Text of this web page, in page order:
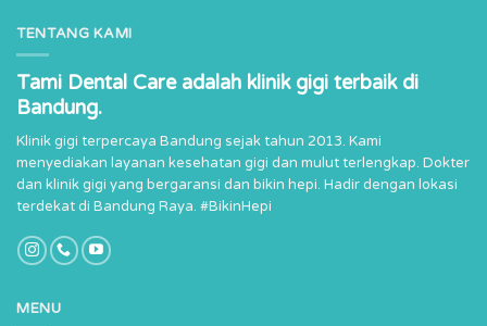
TENTANG KAMI
Tami Dental Care adalah klinik gigi terbaik di
Bandung.
Klinik gigi terpercaya Bandung sejak tahun 2013. Kami
menyediakan layanan kesehatan gigi dan mulut terlengkap. Dokter
dan klinik gigi yang bergaransi dan bikin hepi. Hadir dengan lokasi
terdekat di Bandung Raya. #BikinHepi
MENU